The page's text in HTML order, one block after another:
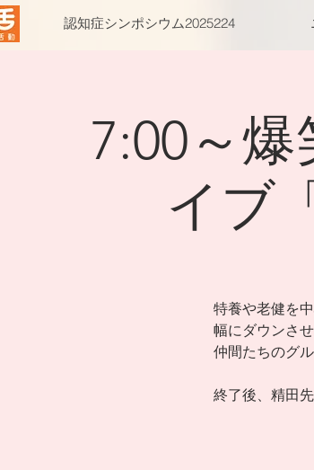
認知症シンポシウム2025224
7:00～
イブ
特養や老健を
幅にダウンさ
仲間たちのグ
終了後、精田